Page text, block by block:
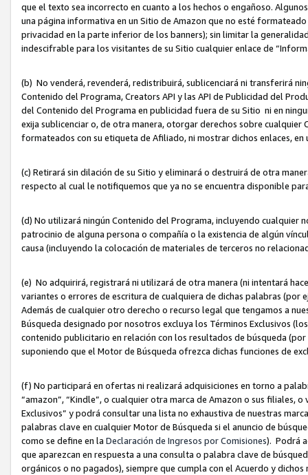
que el texto sea incorrecto en cuanto a los hechos o engañoso.
una página informativa en un Sitio de Amazon que no esté
privacidad en la parte inferior de los banners); sin limitar la
indescifrable para los visitantes de su Sitio cualquier enlace de
(b) No venderá, revenderá, redistribuirá, sublicenciará ni transferirá
Contenido del Programa, Creators API y las API de Publicidad del
del Contenido del Programa en publicidad fuera de su Sitio ni en
exija sublicenciar o, de otra manera, otorgar derechos sobre
formateados con su etiqueta de Afiliado, ni mostrar dichos enlaces,
(c) Retirará sin dilación de su Sitio y eliminará o destruirá de otra
respecto al cual le notifiquemos que ya no se encuentra disponible
(d) No utilizará ningún Contenido del Programa, incluyendo cualquier
patrocinio de alguna persona o compañía o la existencia de algún
causa (incluyendo la colocación de materiales de terceros no
(e) No adquirirá, registrará ni utilizará de otra manera (ni intentará
variantes o errores de escritura de cualquiera de dichas palabras (por
Además de cualquier otro derecho o recurso legal que tengamos a
Búsqueda designado por nosotros excluya los Términos Exclusivos
contenido publicitario en relación con los resultados de búsqueda
suponiendo que el Motor de Búsqueda ofrezca dichas funciones de
(f) No participará en ofertas ni realizará adquisiciones en torno a
“amazon”, “Kindle”, o cualquier otra marca de Amazon o sus filiales,
Exclusivos” y podrá consultar una lista no exhaustiva de nuestras
palabras clave en cualquier Motor de Búsqueda si el anuncio de
como se define en la Declaración de Ingresos por Comisiones). Podrá
que aparezcan en respuesta a una consulta o palabra clave de
orgánicos o no pagados), siempre que cumpla con el Acuerdo y